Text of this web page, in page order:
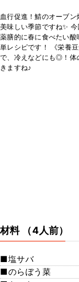
血行促進！鯖のオーブ
美味しい季節ですね✨
薬膳的に春に食べたい
単レシピです！ 《栄養
で、冷えなどにも◎！体
きますね♪
材料 （4人前）
■塩サバ
■のらぼう菜